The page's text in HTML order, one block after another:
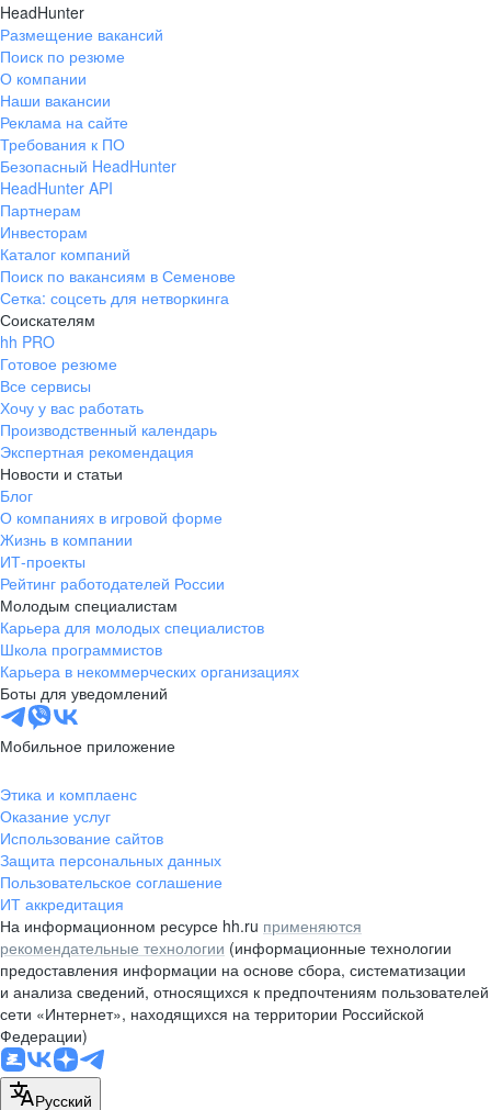
HeadHunter
Размещение вакансий
Поиск по резюме
О компании
Наши вакансии
Реклама на сайте
Требования к ПО
Безопасный HeadHunter
HeadHunter API
Партнерам
Инвесторам
Каталог компаний
Поиск по вакансиям в Семенове
Сетка: соцсеть для нетворкинга
Соискателям
hh PRO
Готовое резюме
Все сервисы
Хочу у вас работать
Производственный календарь
Экспертная рекомендация
Новости и статьи
Блог
О компаниях в игровой форме
Жизнь в компании
ИТ-проекты
Рейтинг работодателей России
Молодым специалистам
Карьера для молодых специалистов
Школа программистов
Карьера в некоммерческих организациях
Боты для уведомлений
Мобильное приложение
Этика и комплаенс
Оказание услуг
Использование сайтов
Защита персональных данных
Пользовательское соглашение
ИТ аккредитация
На информационном ресурсе hh.ru применяются
рекомендательные технологии (информационные технологии
предоставления информации на основе сбора, систематизации
и анализа сведений, относящихся к предпочтениям пользователей
сети «Интернет», находящихся на территории Российской
Федерации)
Русский